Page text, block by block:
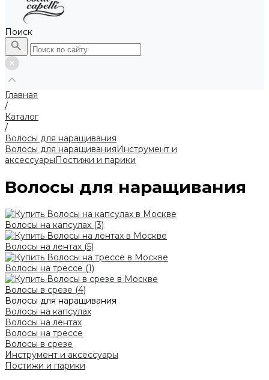
Поиск
Главная
/
Каталог
/
Волосы для наращивания
Волосы для наращиванияИнструмент и
аксессуарыПостижи и парики
Волосы для наращивания
Волосы на капсулах (3)
Волосы на лентах (5)
Волосы на трессе (1)
Волосы в срезе (4)
Волосы для наращивания
Волосы на капсулах
Волосы на лентах
Волосы на трессе
Волосы в срезе
Инструмент и аксессуары
Постижи и парики